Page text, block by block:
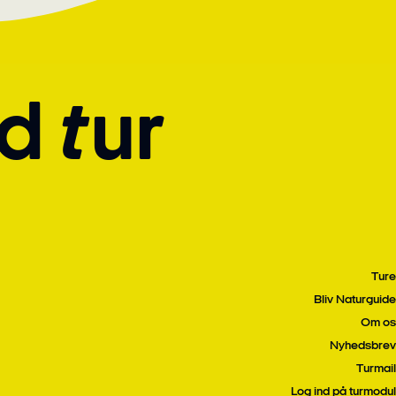
tur
Ture
Bliv Naturguide
Om os
Nyhedsbrev
Turmail
Log ind på turmodul